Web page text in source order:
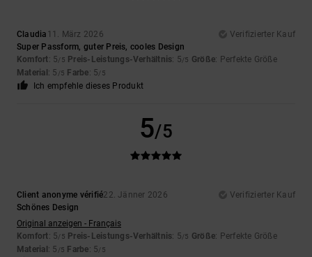
Claudia 11. März 2026
Verifizierter Kauf
Super Passform, guter Preis, cooles Design
Komfort: 5/5 Preis-Leistungs-Verhältnis: 5/5 Größe: Perfekte Größe
Material : 5 /5 Farbe: 5/5
Ich empfehle dieses Produkt
5/5
Client anonyme vérifié22. Jänner 2026
Verifizierter Kauf
Schönes Design
Original anzeigen - Français
Komfort: 5/5 Preis-Leistungs-Verhältnis: 5/5 Größe: Perfekte Größe
Material : 5 /5 Farbe: 5/5